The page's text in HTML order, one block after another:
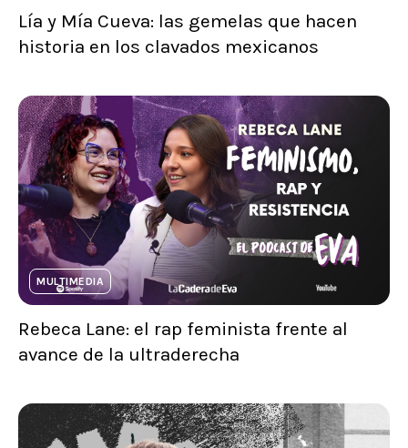
Lía y Mía Cueva: las gemelas que hacen
historia en los clavados mexicanos
MULTIMEDIA
Rebeca Lane: el rap feminista frente al
avance de la ultraderecha